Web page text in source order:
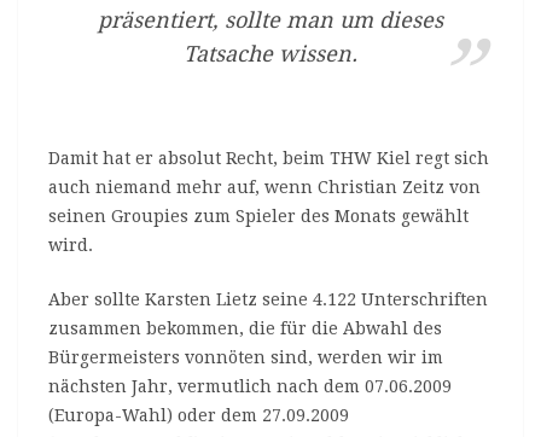
präsentiert, sollte man um dieses
Tatsache wissen.
Damit hat er absolut Recht, beim THW Kiel regt sich
auch niemand mehr auf, wenn Christian Zeitz von
seinen Groupies zum Spieler des Monats gewählt
wird.
Aber sollte Karsten Lietz seine 4.122 Unterschriften
zusammen bekommen, die für die Abwahl des
Bürgermeisters vonnöten sind, werden wir im
nächsten Jahr, vermutlich nach dem 07.06.2009
(Europa-Wahl) oder dem 27.09.2009